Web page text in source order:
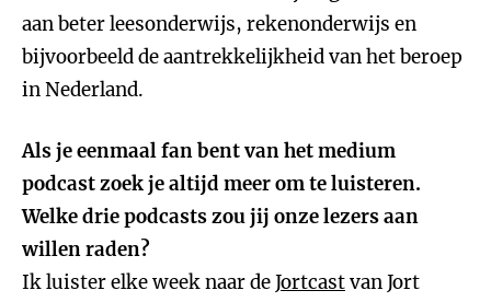
aan beter leesonderwijs, rekenonderwijs en
bijvoorbeeld de aantrekkelijkheid van het beroep
in Nederland.
Als je eenmaal fan bent van het medium
podcast zoek je altijd meer om te luisteren.
Welke drie podcasts zou jij onze lezers aan
willen raden?
Ik luister elke week naar deJortcastvan Jort